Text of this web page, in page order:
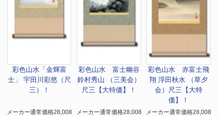
彩色山水「金輝富
士」 宇田川彩悠（尺
三）！
メーカー通常価格28,008
彩色山水 富士幽谷
鈴村秀山 （三美会）
尺三【大特価】！
メーカー通常価格28,008
彩色山水 赤富士飛
翔 浮田秋水 （草夕
会）尺三【大特
価】！
メーカー通常価格28,008